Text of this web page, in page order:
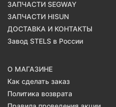
ЗАПЧАСТИ SEGWAY
ЗАПЧАСТИ HISUN
ДОСТАВКА И КОНТАКТЫ
Завод STELS в России
О МАГАЗИНЕ
Как сделать заказ
Политика возврата